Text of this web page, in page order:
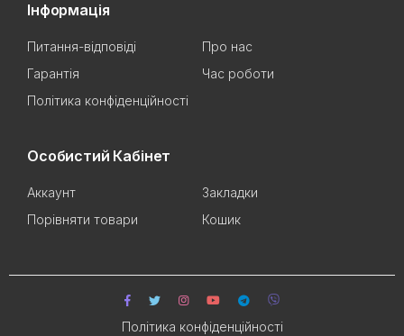
Інформація
Питання-відповіді
Про нас
Гарантія
Час роботи
Політика конфіденційності
Особистий Кабінет
Аккаунт
Закладки
Порівняти товари
Кошик
Політика конфіденційності